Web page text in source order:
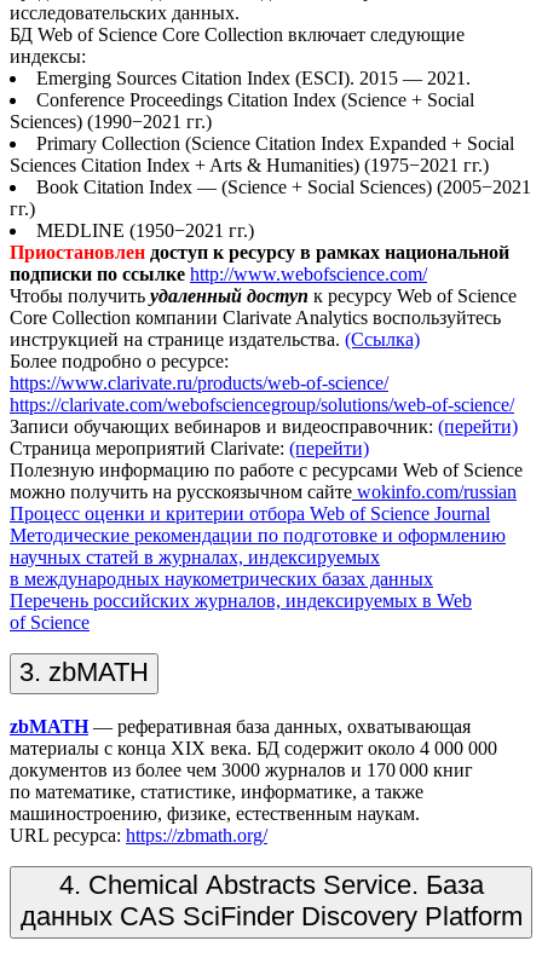
исследовательских данных.
БД Web of Science Core Collection включает следующие
индексы:
Emerging Sources Citation Index (ESCI). 2015 — 2021.
Conference Proceedings Citation Index (Science + Social
Sciences) (1990−2021 гг.)
Primary Collection (Science Citation Index Expanded + Social
Sciences Citation Index + Arts & Humanities) (1975−2021 гг.)
Book Citation Index — (Science + Social Sciences) (2005−2021
гг.)
MEDLINE (1950−2021 гг.)
Приостановлен доступ к ресурсу в рамках национальной
подписки по ссылке http://www.webofscience.com/
Чтобы получить удаленный доступ к ресурсу Web of Science
Core Collection компании Clarivate Analytics воспользуйтесь
инструкцией на странице издательства. (Ссылка)
Более подробно о ресурсе:
https://www.clarivate.ru/products/web-of-science/
https://clarivate.com/webofsciencegroup/solutions/web-of-science/
Записи обучающих вебинаров и видеосправочник: (перейти)
Страница мероприятий Clarivate: (перейти)
Полезную информацию по работе с ресурсами Web of Science
можно получить на русскоязычном сайте wokinfo.com/russian
Процесс оценки и критерии отбора Web of Science Journal
Методические рекомендации по подготовке и оформлению
научных статей в журналах, индексируемых
в международных наукометрических базах данных
Перечень российских журналов, индексируемых в Web
of Science
3. zbMATH
zbMATH— реферативная база данных, охватывающая
материалы с конца XIX века. БД содержит около 4 000 000
документов из более чем 3000 журналов и 170 000 книг
по математике, статистике, информатике, а также
машиностроению, физике, естественным наукам.
URL ресурса: https://zbmath.org/
4. Chemical Abstracts Service. База
данных CAS SciFinder Discovery Platform